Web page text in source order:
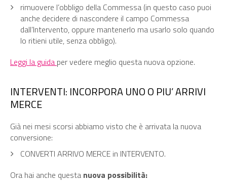
rimuovere l’obbligo della Commessa (in questo caso puoi
anche decidere di nascondere il campo Commessa
dall’Intervento, oppure mantenerlo ma usarlo solo quando
lo ritieni utile, senza obbligo).
Leggi la guida per vedere meglio questa nuova opzione.
INTERVENTI: INCORPORA UNO O PIU’ ARRIVI
MERCE
Già nei mesi scorsi abbiamo visto che è arrivata la nuova
conversione:
CONVERTI ARRIVO MERCE in INTERVENTO.
Ora hai anche questa nuova possibilità: